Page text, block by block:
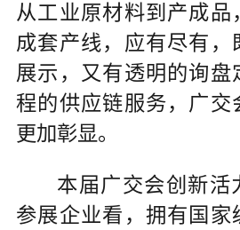
从工业原材料到产成品
成套产线，应有尽有，
展示，又有透明的询盘
程的供应链服务，广交
更加彰显。
本届广交会创新活
参展企业看，拥有国家